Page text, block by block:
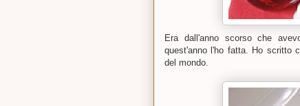
Era dall'anno scorso che
quest'anno l'ho fatta. Ho scritto
del mondo.